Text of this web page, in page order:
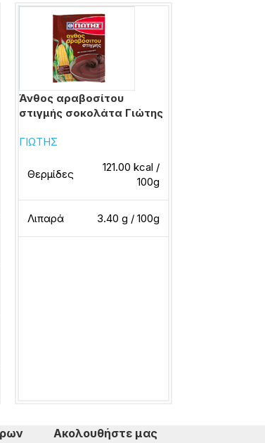
Άνθος αραβοσίτου
στιγμής σοκολάτα Γιώτης
ΓΙΩΤΗΣ
Θερμίδες
121.00 kcal /
100g
Λιπαρά 3.40 g / 100g
Ακολουθήστε μας